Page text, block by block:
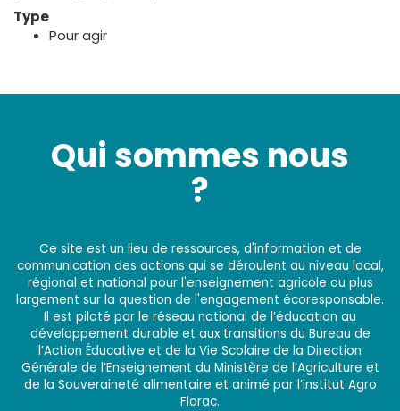
Type
Pour agir
Qui sommes nous
?
Ce site est un lieu de ressources, d'information et de
communication des actions qui se déroulent au niveau local,
régional et national pour l'enseignement agricole ou plus
largement sur la question de l'engagement écoresponsable.
Il est piloté par le réseau national de l’éducation au
développement durable et aux transitions du Bureau de
l’Action Éducative et de la Vie Scolaire de la Direction
Générale de l’Enseignement du Ministère de l’Agriculture et
de la Souveraineté alimentaire et animé par l’institut Agro
Florac.